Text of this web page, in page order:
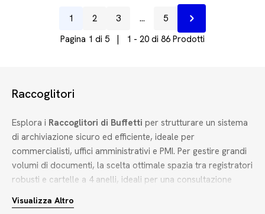
1 2 3 … 5
Prossimo
Pagina 1 di 5 | 1 - 20 di 86 Prodotti
Raccoglitori
Esplora i Raccoglitori di Buffetti per strutturare un sistema
di archiviazione sicuro ed efficiente, ideale per
commercialisti, uffici amministrativi e PMI. Per gestire grandi
volumi di documenti, la scelta ottimale spazia tra registratori
robusti e cartelle a 4 anelli, ideali per una consultazione
Visualizza Altro